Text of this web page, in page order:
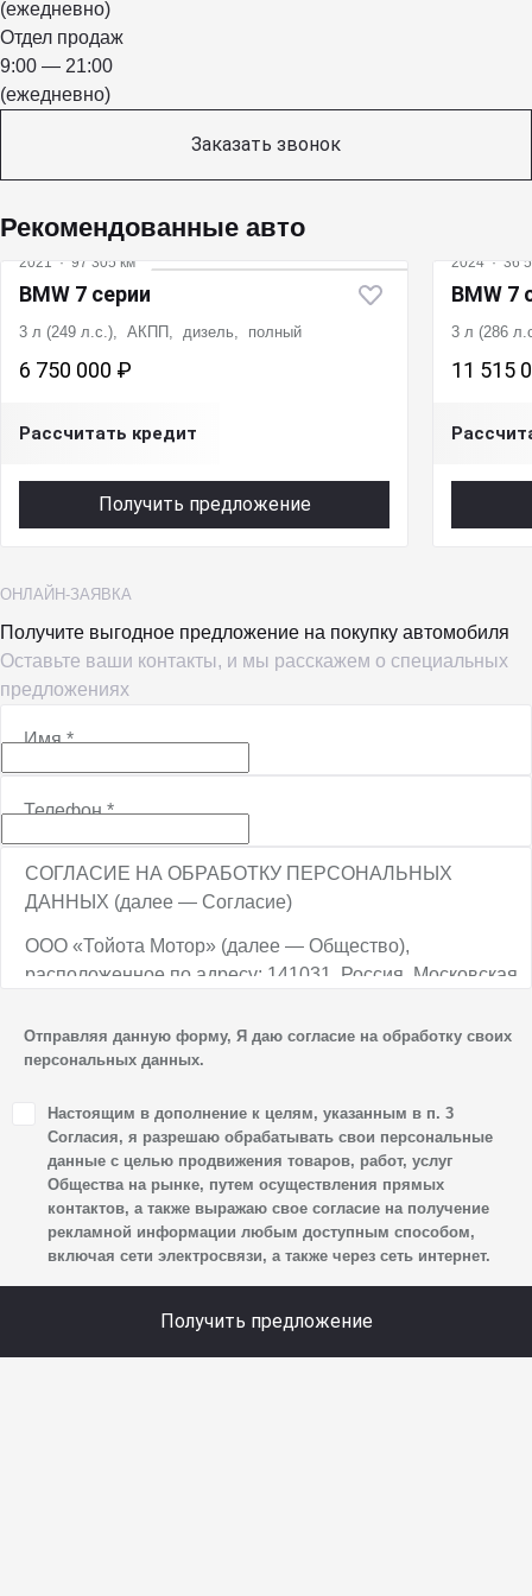
(ежедневно)
Отдел продаж
9:00 — 21:00
(ежедневно)
Заказать звонок
Рекомендованные авто
2021 · 97 305 км
BMW 7 серии
3 л (249 л.с.), АКПП, дизель, полный
6 750 000 ₽
Рассчитать кредит
Получить предложение
2024 · 36
BMW 7
3 л (286
11 515
ОНЛАЙН-ЗАЯВКА
Получите выгодное предложение на покупку автомобиля
Оставьте ваши контакты, и мы расскажем о специальных
предложениях
Имя*
Телефон*
СОГЛАСИЕ НА ОБРАБОТКУ ПЕРСОНАЛЬНЫХ
ДАННЫХ (далее — Согласие)
ООО «Тойота Мотор» (далее — Общество),
расположенное по адресу: 141031, Россия, Московская
ТПЗ «Алтуфьево», вл. 5, стр. 1, является оператором
персональных данных.
1. Настоящим я даю согласие Обществу на обработку
своих персональных данных, а именно: имени, отчества,
фамилии, контактных данных (включая номер телефона
и адрес электронной почты), адреса, сведений
о впечатлениях, интересах, предпочтениях
к автомобилю(-ям) и товарам/услугам, IP-адреса,
сайта, уникального идентификатора посетителя сайта,
предпочтительного времени и способа для контакта,
Отправляя данную форму, Я даю согласие на обработку своих
персональных данных.
Настоящим в дополнение к целям, указанным в п. 3
Согласия, я разрешаю обрабатывать свои персональные
данные с целью продвижения товаров, работ, услуг
Общества на рынке, путем осуществления прямых
контактов, а также выражаю свое согласие на получение
рекламной информации любым доступным способом,
включая сети электросвязи, а также через сеть интернет.
Получить предложение